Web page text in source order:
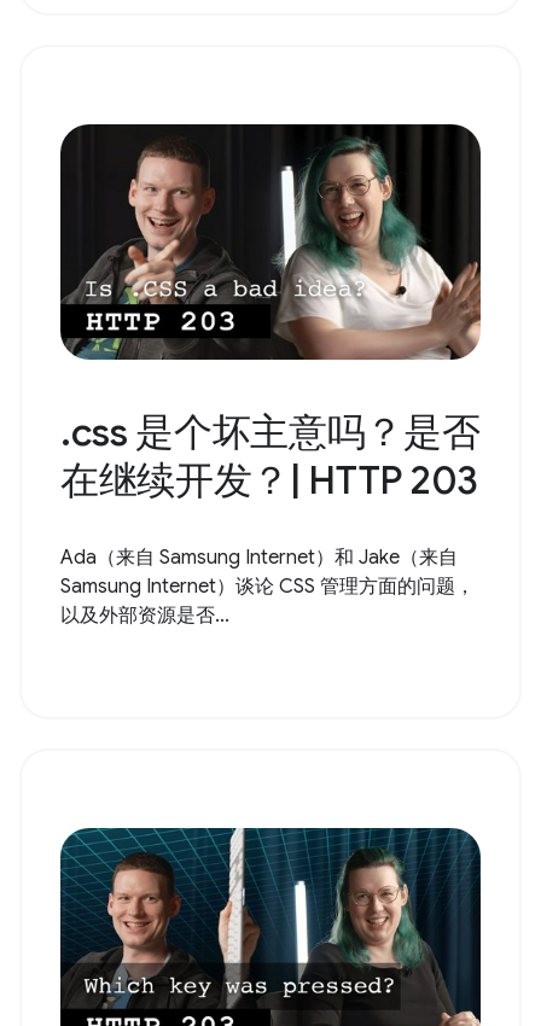
.css 是个坏主意吗？是否
在继续开发？| HTTP 203
Ada（来自 Samsung Internet）和 Jake（来自
Samsung Internet）谈论 CSS 管理方面的问题，
以及外部资源是否...